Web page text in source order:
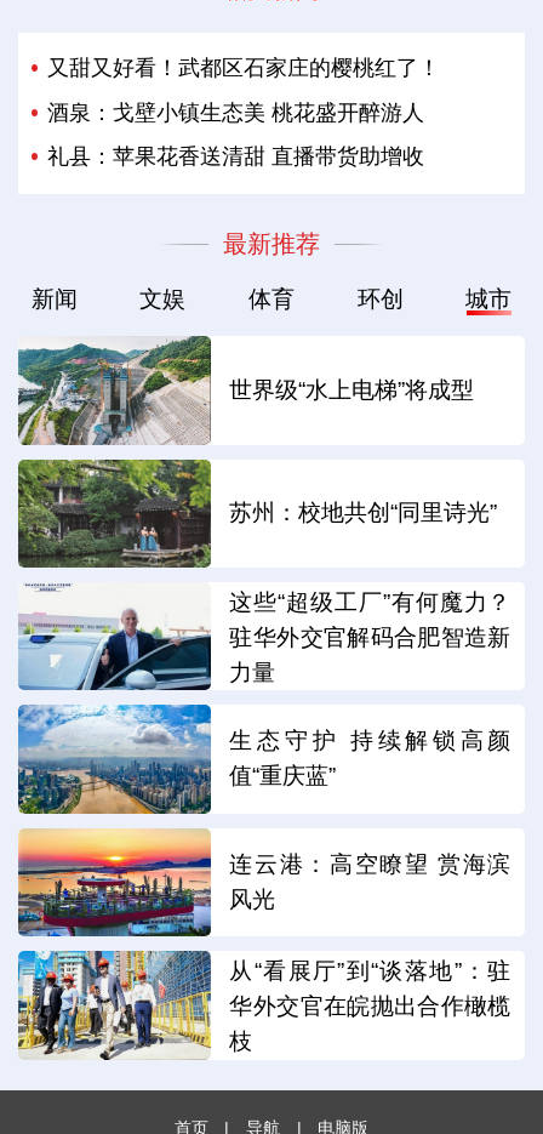
又甜又好看！武都区石家庄的樱桃红了！
酒泉：戈壁小镇生态美 桃花盛开醉游人
礼县：苹果花香送清甜 直播带货助增收
最新推荐
新闻 文娱 体育 环创 城市
世界级“水上电梯”将成型
苏州：校地共创“同里诗光”
这些“超级工厂”有何魔力？
驻华外交官解码合肥智造新
力量
生态守护 持续解锁高颜
值“重庆蓝”
连云港：高空瞭望 赏海滨
风光
从“看展厅”到“谈落地”：驻
华外交官在皖抛出合作橄榄
枝
首页 | 导航 | 电脑版